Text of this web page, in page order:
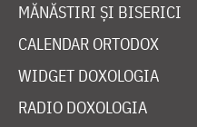
MĂNĂSTIRI ȘI BISERICI
CALENDAR ORTODOX
WIDGET DOXOLOGIA
RADIO DOXOLOGIA